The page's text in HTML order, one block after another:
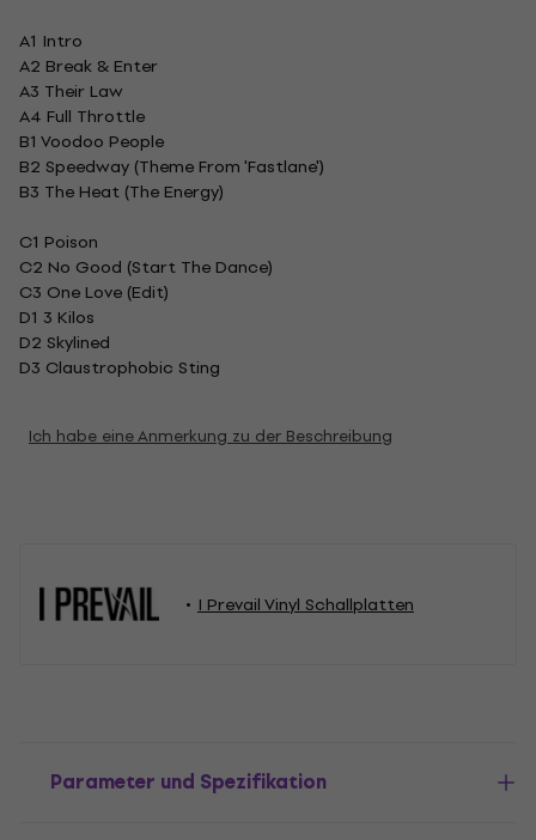
A1 Intro
A2 Break & Enter
A3 Their Law
A4 Full Throttle
B1 Voodoo People
B2 Speedway (Theme From 'Fastlane')
B3 The Heat (The Energy)
C1 Poison
C2 No Good (Start The Dance)
C3 One Love (Edit)
D1 3 Kilos
D2 Skylined
D3 Claustrophobic Sting
Ich habe eine Anmerkung zu der Beschreibung
I Prevail Vinyl Schallplatten
Parameter und Spezifikation